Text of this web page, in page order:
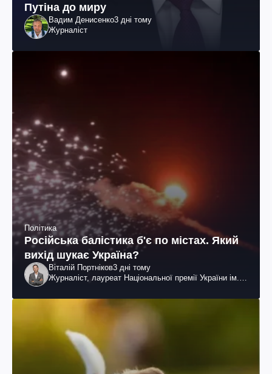
Путіна до миру
Вадим Денисенко3 дні тому
Журналіст
Політика
Російська балістика б'є по містах. Який
вихід шукає Україна?
Віталій Портніков3 дні тому
Журналіст, лауреат Національної премії України ім.